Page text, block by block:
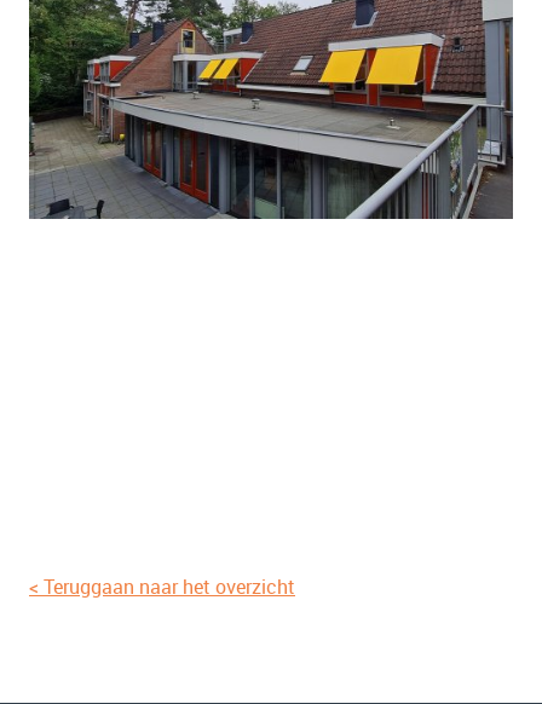
< Teruggaan naar het overzicht